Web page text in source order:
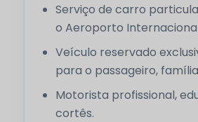
Serviço de carro
o Aeroporto
Veículo reservado
para o passageiro,
Motorista profissional,
cortês.